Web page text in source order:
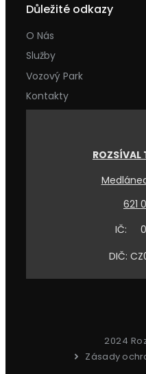
Důležité odkazy
O Nás
Služby
Vozový Park
Kontakty
ROZSÍVAL
621
IČ:
DIČ:
2024
Zásady